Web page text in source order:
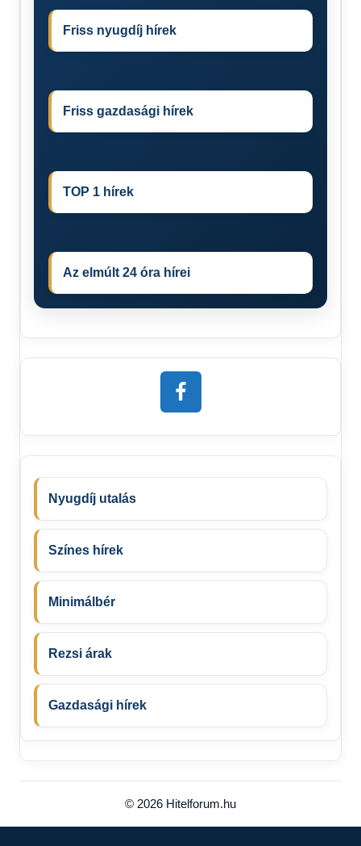
Friss nyugdíj hírek
Friss gazdasági hírek
TOP 1 hírek
Az elmúlt 24 óra hírei
Nyugdíj utalás
Színes hírek
Minimálbér
Rezsi árak
Gazdasági hírek
© 2026 Hitelforum.hu